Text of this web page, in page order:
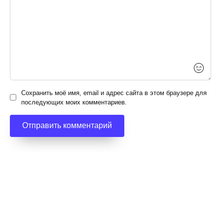
Сохранить моё имя, email и адрес сайта в этом браузере для
последующих моих комментариев.